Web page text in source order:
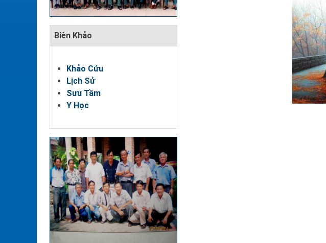
Biên Khảo
Khảo Cứu
Lịch Sử
Sưu Tầm
Y Học